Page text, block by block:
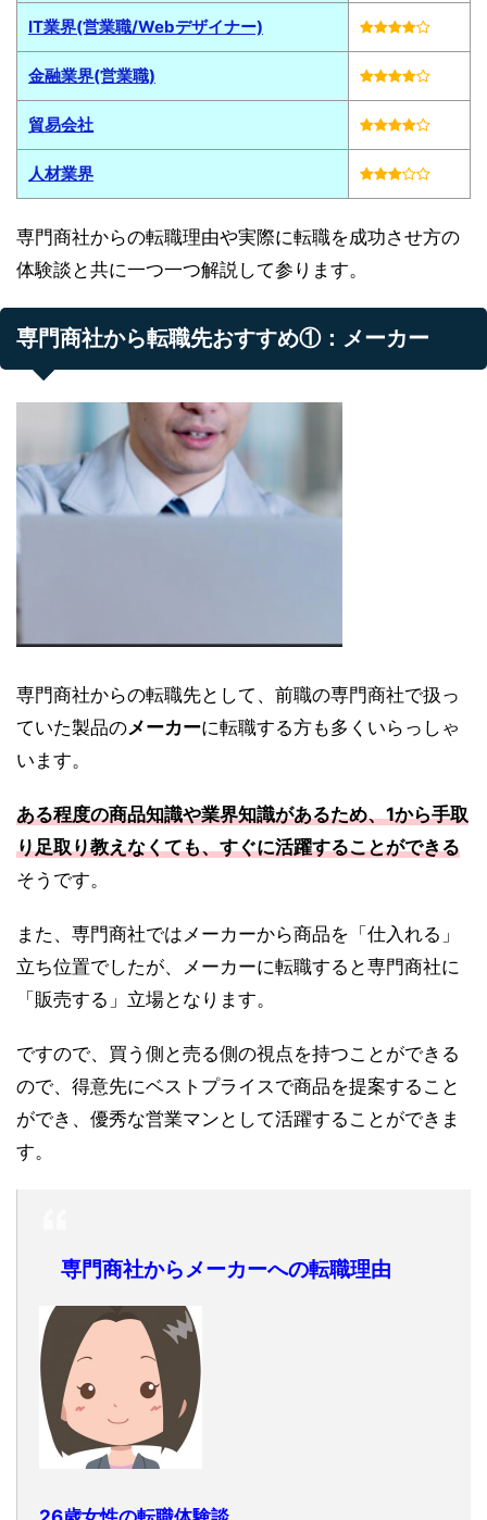
IT業界(営業職/Webデザイナー)
金融業界(営業職)
貿易会社
人材業界
専門商社からの転職理由や実際に転職を成功させ方の
体験談と共に一つ一つ解説して参ります。
専門商社から転職先おすすめ①：メーカー
専門商社からの転職先として、前職の専門商社で扱っ
ていた製品のメーカーに転職する方も多くいらっしゃ
います。
ある程度の商品知識や業界知識があるため、1から手取
り足取り教えなくても、すぐに活躍することができる
そうです。
また、専門商社ではメーカーから商品を「仕入れる」
立ち位置でしたが、メーカーに転職すると専門商社に
「販売する」立場となります。
ですので、買う側と売る側の視点を持つことができる
ので、得意先にベストプライスで商品を提案すること
ができ、優秀な営業マンとして活躍することができま
す。
専門商社からメーカーへの転職理由